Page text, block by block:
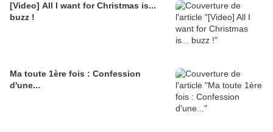
[Video] All I want for Christmas is...
buzz !
Ma toute 1ère fois : Confession
d'une...